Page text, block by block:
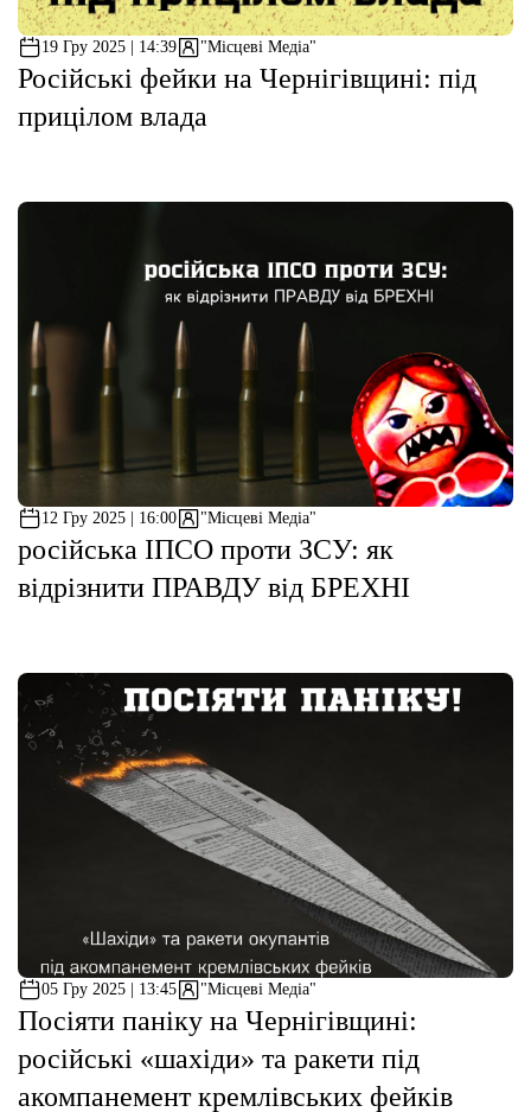
19 Гру 2025 | 14:39 "Місцеві Медіа"
Російські фейки на Чернігівщині: під
прицілом влада
12 Гру 2025 | 16:00 "Місцеві Медіа"
російська ІПСО проти ЗСУ: як
відрізнити ПРАВДУ від БРЕХНІ
05 Гру 2025 | 13:45 "Місцеві Медіа"
Посіяти паніку на Чернігівщині:
російські «шахіди» та ракети під
акомпанемент кремлівських фейків